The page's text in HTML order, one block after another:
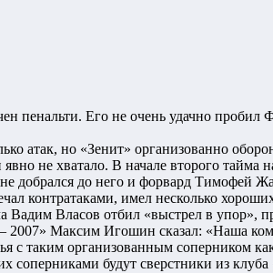
пенальти. Его не очень удачно
атак, но «Зенит» организованно
не хватало. В начале второго
добрался до него и форвард Тимофей
контратаками, имел несколько
Власов отбил «выстрел в упор»,
2007» Максим Игошин сказал: «Наша
таким организованным соперником
будут сверстники из